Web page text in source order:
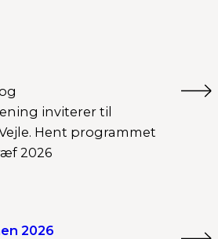
inviterer til
Hent programmet
2026
2026